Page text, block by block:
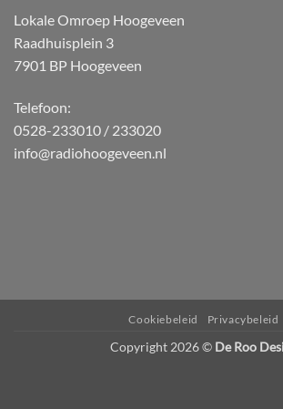
Lokale Omroep Hoogeveen
Raadhuisplein 3
7901 BP Hoogeveen
Telefoon:
0528-233010 / 233020
info@radiohoogeveen.nl
Cookiebeleid Privacybeleid
Copyright 2026 © De Roo